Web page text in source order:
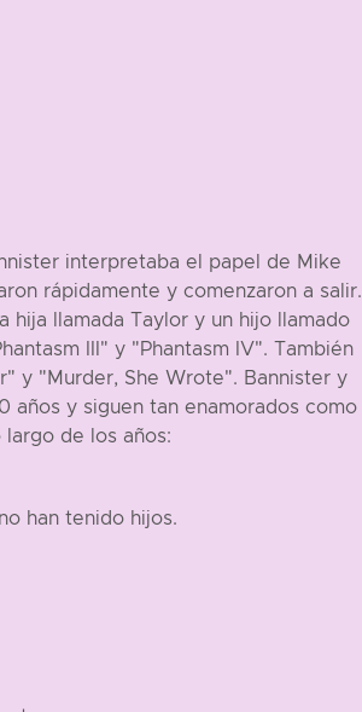
interpretaba el papel de Mike
rápidamente y comenzaron a salir.
hija llamada Taylor y un hijo llamado
III" y "Phantasm IV". También
y "Murder, She Wrote". Bannister y
años y siguen tan enamorados como
de los años:
han tenido hijos.